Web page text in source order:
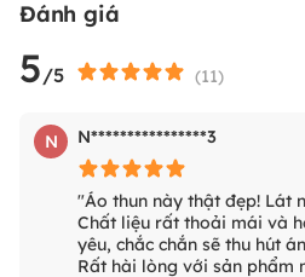
Đánh giá
5/5 (11)
N N****************3
"Áo thun này thật đẹp! Lát
Chất liệu rất thoải mái và
yêu, chắc chắn sẽ thu hút
Rất hài lòng với sản phẩm